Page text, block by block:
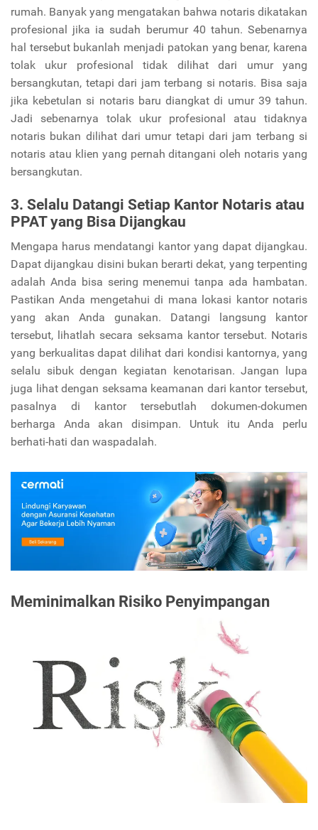
rumah. Banyak yang mengatakan bahwa notaris dikatakan
profesional jika ia sudah berumur 40 tahun. Sebenarnya
hal tersebut bukanlah menjadi patokan yang benar, karena
tolak ukur profesional tidak dilihat dari umur yang
bersangkutan, tetapi dari jam terbang si notaris. Bisa saja
jika kebetulan si notaris baru diangkat di umur 39 tahun.
Jadi sebenarnya tolak ukur profesional atau tidaknya
notaris bukan dilihat dari umur tetapi dari jam terbang si
notaris atau klien yang pernah ditangani oleh notaris yang
bersangkutan.
3. Selalu Datangi Setiap Kantor Notaris atau
PPAT yang Bisa Dijangkau
Mengapa harus mendatangi kantor yang dapat dijangkau.
Dapat dijangkau disini bukan berarti dekat, yang terpenting
adalah Anda bisa sering menemui tanpa ada hambatan.
Pastikan Anda mengetahui di mana lokasi kantor notaris
yang akan Anda gunakan. Datangi langsung kantor
tersebut, lihatlah secara seksama kantor tersebut. Notaris
yang berkualitas dapat dilihat dari kondisi kantornya, yang
selalu sibuk dengan kegiatan kenotarisan. Jangan lupa
juga lihat dengan seksama keamanan dari kantor tersebut,
pasalnya di kantor tersebutlah dokumen-dokumen
berharga Anda akan disimpan. Untuk itu Anda perlu
berhati-hati dan waspadalah.
Meminimalkan Risiko Penyimpangan